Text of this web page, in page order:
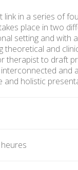
in a series of
place in two
setting and with
theoretical and
therapist to draft
and
and holistic